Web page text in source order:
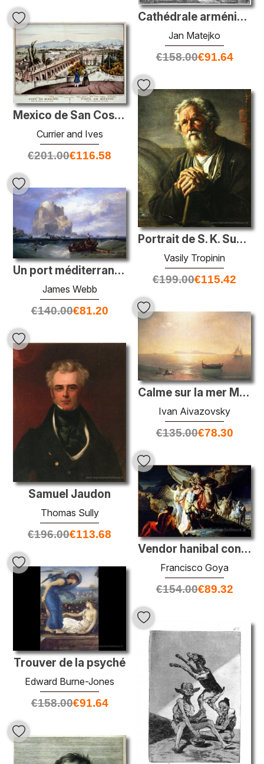
Cathédrale arménienne
Jan Matejko
€158.00€91.64
Mexico de San Cosme
Currier and Ives
€201.00€116.58
Portrait de S. K. Sukhanov
Vasily Tropinin
€199.00€115.42
Un port méditerranéen
James Webb
€140.00€81.20
Calme sur la mer Méditerranée
Ivan Aivazovsky
€135.00€78.30
Samuel Jaudon
Thomas Sully
€196.00€113.68
Vendor hanibal contempla italia desde los alpes
Francisco Goya
€154.00€89.32
Trouver de la psyché
Edward Burne-Jones
€158.00€91.64